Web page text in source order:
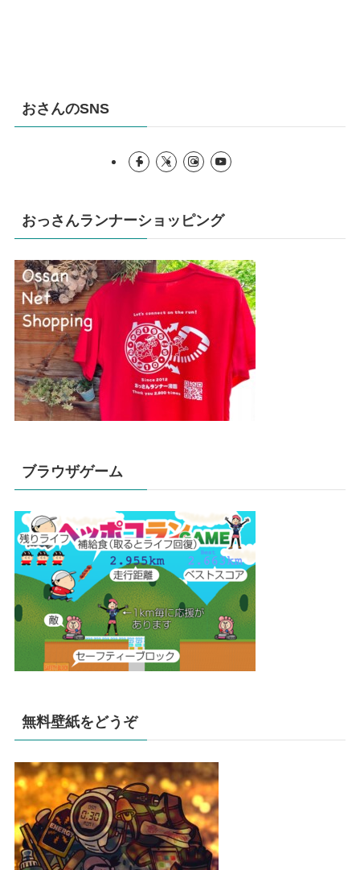
おさんのSNS
おっさんランナーショッピング
ブラウザゲーム
無料壁紙をどうぞ